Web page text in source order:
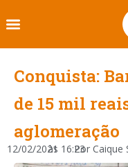
Conquista:
de 15 mil
aglomeração
12/02/2021
às 16:23
Por Caique